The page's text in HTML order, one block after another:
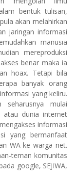
bentuk tulisan,
akan melahirkan
jaringan informasi
manusia
mereproduksi
benar maka ia
hoax. Tetapi bila
banyak orang
yang keliru.
mulai
atau dunia internet
informasi
yang bermanfaat
WA ke warga net.
teman komunitas
google, SEJIWA,